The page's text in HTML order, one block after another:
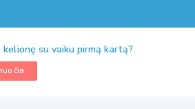
kelionę su vaiku pirmą kartą?
čia